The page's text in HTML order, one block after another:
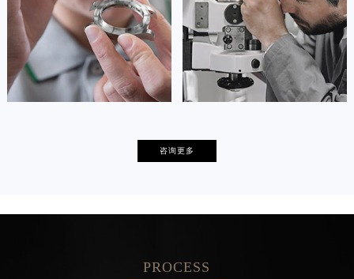
 天津豪利时维修  上海豪利时保养
辛迪·克莱门特
资深豪利时技师

咨询更多
PROCESS